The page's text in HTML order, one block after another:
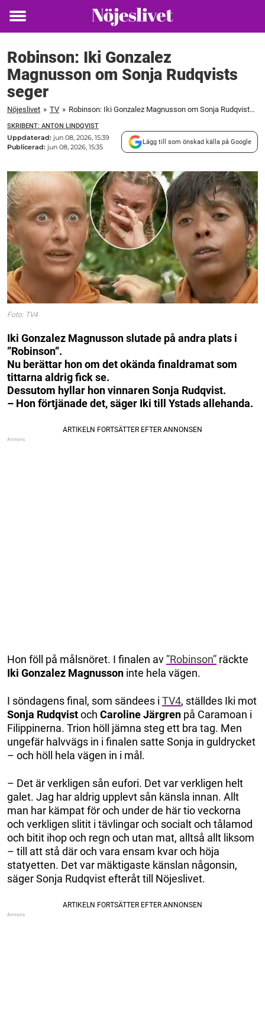
Toggle
Robinson: Iki Gonzalez
Magnusson om Sonja Rudqvists
seger
Nöjeslivet » TV » Robinson: Iki Gonzalez Magnusson om Sonja Rudqvists seger
SKRIBENT: ANTON LINDQVIST
Uppdaterad: jun 08, 2026, 15:39
Publicerad: jun 08, 2026, 15:35
Lägg till som önskad källa på Google
Foto: TV4
Iki Gonzalez Magnusson slutade på andra plats i
”Robinson”.
Nu berättar hon om det okända finaldramat som
tittarna aldrig fick se.
Dessutom hyllar hon vinnaren Sonja Rudqvist.
– Hon förtjänade det, säger Iki till Ystads allehanda.
Hon föll på målsnöret. I finalen av”Robinson” räckte
Iki Gonzalez Magnusson inte hela vägen.
I söndagens final, som sändees i TV4, ställdes Iki mot
Sonja Rudqvistoch Caroline Järgren på Caramoan i
Filippinerna. Trion höll jämna steg ett bra tag. Men
ungefär halvvägs in i finalen satte Sonja in guldrycket
– och höll hela vägen in i mål.
– Det är verkligen sån eufori. Det var verkligen helt
galet. Jag har aldrig upplevt sån känsla innan. Allt
man har kämpat för och under de här tio veckorna
och verkligen slitit i tävlingar och socialt och tålamod
och bitit ihop och regn och utan mat, alltså allt liksom
– till att stå där och vara ensam kvar och höja
statyetten. Det var mäktigaste känslan någonsin,
säger Sonja Rudqvist efteråt till Nöjeslivet.